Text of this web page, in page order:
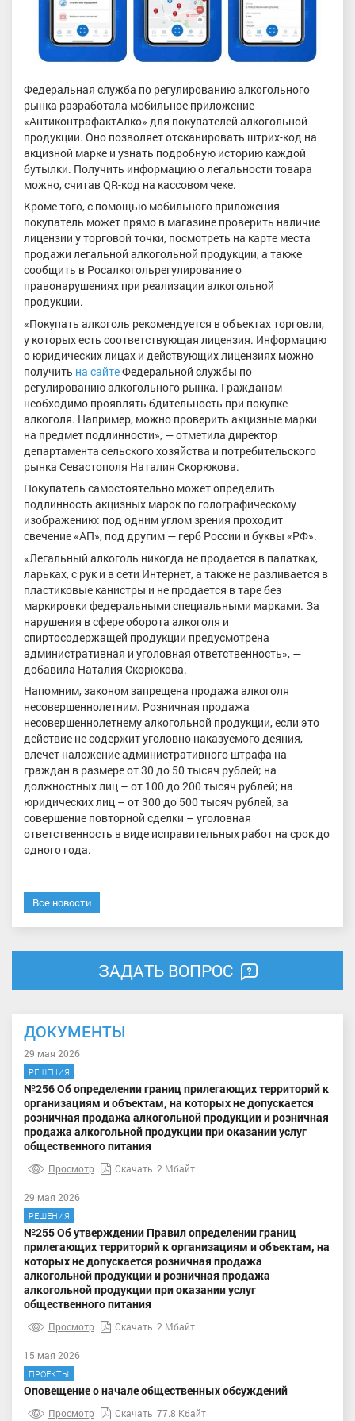
Федеральная служба по регулированию алкогольного
рынка разработала мобильное приложение
«АнтиконтрафактАлко» для покупателей алкогольной
продукции. Оно позволяет отсканировать штрих-код на
акцизной марке и узнать подробную историю каждой
бутылки. Получить информацию о легальности товара
можно, считав QR-код на кассовом чеке.
Кроме того, с помощью мобильного приложения
покупатель может прямо в магазине проверить наличие
лицензии у торговой точки, посмотреть на карте места
продажи легальной алкогольной продукции, а также
сообщить в Росалкогольрегулирование о
правонарушениях при реализации алкогольной
продукции.
«Покупать алкоголь рекомендуется в объектах торговли,
у которых есть соответствующая лицензия. Информацию
о юридических лицах и действующих лицензиях можно
получить на сайтеФедеральной службы по
регулированию алкогольного рынка. Гражданам
необходимо проявлять бдительность при покупке
алкоголя. Например, можно проверить акцизные марки
на предмет подлинности», — отметила директор
департамента сельского хозяйства и потребительского
рынка Севастополя Наталия Скорюкова.
Покупатель самостоятельно может определить
подлинность акцизных марок по голографическому
изображению: под одним углом зрения проходит
свечение «АП», под другим — герб России и буквы «РФ».
«Легальный алкоголь никогда не продается в палатках,
ларьках, с рук и в сети Интернет, а также не разливается в
пластиковые канистры и не продается в таре без
маркировки федеральными специальными марками. За
нарушения в сфере оборота алкоголя и
спиртосодержащей продукции предусмотрена
административная и уголовная ответственность», —
добавила Наталия Скорюкова.
Напомним, законом запрещена продажа алкоголя
несовершеннолетним. Розничная продажа
несовершеннолетнему алкогольной продукции, если это
действие не содержит уголовно наказуемого деяния,
влечет наложение административного штрафа на
граждан в размере от 30 до 50 тысяч рублей; на
должностных лиц – от 100 до 200 тысяч рублей; на
юридических лиц – от 300 до 500 тысяч рублей, за
совершение повторной сделки – уголовная
ответственность в виде исправительных работ на срок до
одного года.
Все новости
ЗАДАТЬ ВОПРОС
ДОКУМЕНТЫ
29 мая 2026
РЕШЕНИЯ
№256 Об определении границ прилегающих территорий к
организациям и объектам, на которых не допускается
розничная продажа алкогольной продукции и розничная
продажа алкогольной продукции при оказании услуг
общественного питания
Просмотр Скачать 2 Мбайт
29 мая 2026
РЕШЕНИЯ
№255 Об утверждении Правил определении границ
прилегающих территорий к организациям и объектам, на
которых не допускается розничная продажа
алкогольной продукции и розничная продажа
алкогольной продукции при оказании услуг
общественного питания
Просмотр Скачать 2 Мбайт
15 мая 2026
ПРОЕКТЫ
Оповещение о начале общественных обсуждений
Просмотр Скачать 77.8 Кбайт